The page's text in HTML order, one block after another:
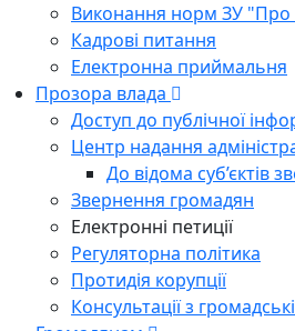
Виконання норм ЗУ
Кадрові питання
Електронна приймальня
Прозора влада
Доступ до публічної
Центр надання
До відома суб’єктів
Звернення громадян
Електронні петиції
Регуляторна політика
Протидія корупції
Консультації з